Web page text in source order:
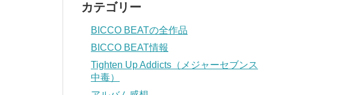
カテゴリー
BICCO BEATの全作品
BICCO BEAT情報
Tighten Up Addicts（メジャーセブンス
中毒）